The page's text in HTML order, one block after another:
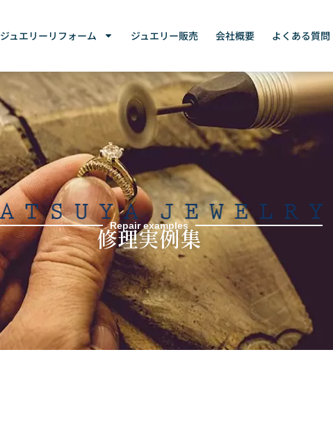
ジュエリーリフォーム ジュエリー販売 会社概要 よくある質問
Repair examples
修理実例集